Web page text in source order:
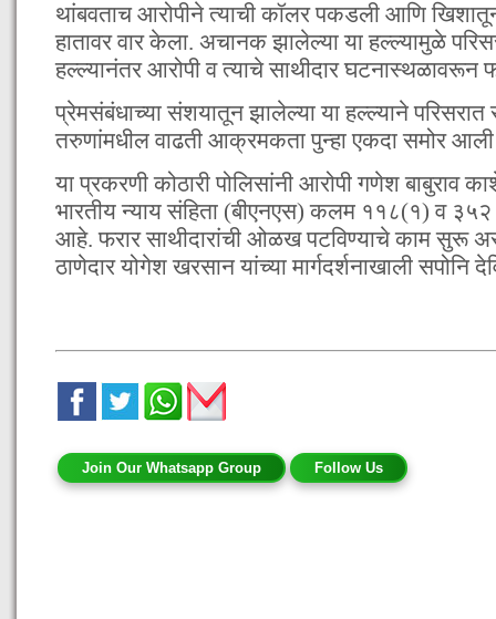
थांबवताच आरोपीने त्याची कॉलर पकडली आणि
हातावर वार केला. अचानक झालेल्या या हल्ल्यामुळे
हल्ल्यानंतर आरोपी व त्याचे साथीदार घटनास्थळावरून
प्रेमसंबंधाच्या संशयातून झालेल्या या हल्ल्याने
तरुणांमधील वाढती आक्रमकता पुन्हा एकदा समोर
या प्रकरणी कोठारी पोलिसांनी आरोपी गणेश बाबुराव
भारतीय न्याय संहिता (बीएनएस) कलम ११८(१) व
आहे. फरार साथीदारांची ओळख पटविण्याचे काम सुरू
ठाणेदार योगेश खरसान यांच्या मार्गदर्शनाखाली सपोनि
Join Our Whatsapp Group Follow Us